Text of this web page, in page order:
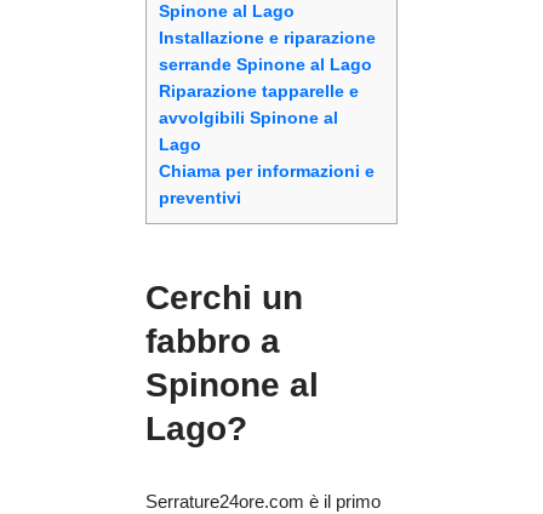
Spinone al Lago
Installazione e riparazione
serrande Spinone al Lago
Riparazione tapparelle e
avvolgibili Spinone al
Lago
Chiama per informazioni e
preventivi
Cerchi un
fabbro a
Spinone al
Lago?
Serrature24ore.com è il primo